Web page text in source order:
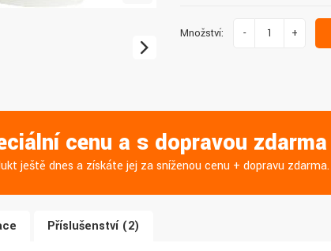
Množství: - +
cenu a s dopravou zdarma
ještě dnes a získáte jej za sníženou cenu + dopravu zdarma.
Příslušenství (2)